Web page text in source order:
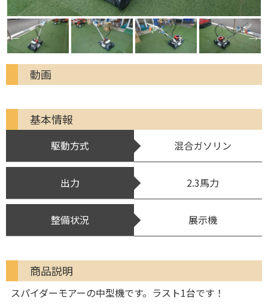
動画
基本情報
駆動方式 混合ガソリン
出力 2.3馬力
整備状況 展示機
商品説明
スパイダーモアーの中型機です。ラスト1台です！